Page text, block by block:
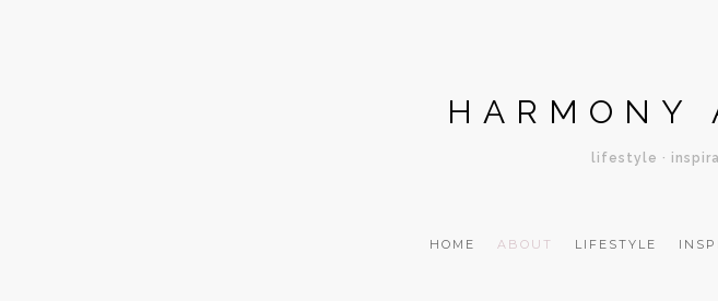
HARMONY
lifestyle ·
HOME ABOUT LIFESTYLE